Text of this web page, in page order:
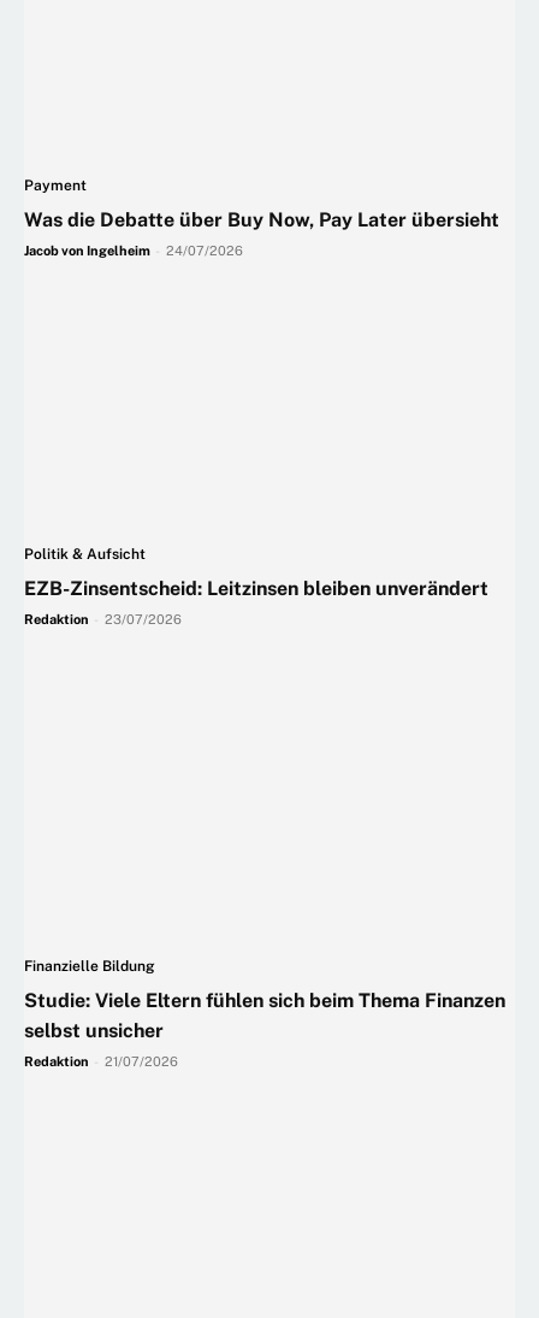
Payment
Was die Debatte über Buy Now, Pay Later übersieht
Jacob von Ingelheim 24/07/2026
Politik & Aufsicht
EZB-Zinsentscheid: Leitzinsen bleiben unverändert
Redaktion 23/07/2026
Finanzielle Bildung
Studie: Viele Eltern fühlen sich beim Thema Finanzen
selbst unsicher
Redaktion 21/07/2026